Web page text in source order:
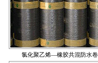
氯化聚乙烯―橡胶共混防水